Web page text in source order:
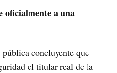
oficialmente a una
concluyente que
el titular real de la